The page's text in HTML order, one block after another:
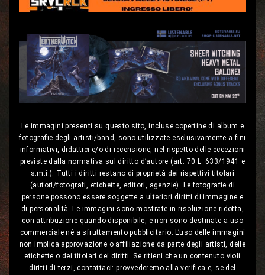
Le immagini presenti su questo sito, incluse copertine di album e
fotografie degli artisti/band, sono utilizzate esclusivamente a fini
informativi, didattici e/o di recensione, nel rispetto delle eccezioni
previste dalla normativa sul diritto d’autore (art. 70 L. 633/1941 e
s.m.i.). Tutti i diritti restano di proprietà dei rispettivi titolari
(autori/fotografi, etichette, editori, agenzie). Le fotografie di
persone possono essere soggette a ulteriori diritti di immagine e
di personalità. Le immagini sono mostrate in risoluzione ridotta,
con attribuzione quando disponibile, e non sono destinate a uso
commerciale né a sfruttamento pubblicitario. L’uso delle immagini
non implica approvazione o affiliazione da parte degli artisti, delle
etichette o dei titolari dei diritti. Se ritieni che un contenuto violi
diritti di terzi, contattaci: provvederemo alla verifica e, se del